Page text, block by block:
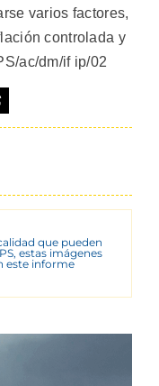
varios factores,
controlada y
ac/dm/if ip/02
que pueden
estas imágenes
este informe